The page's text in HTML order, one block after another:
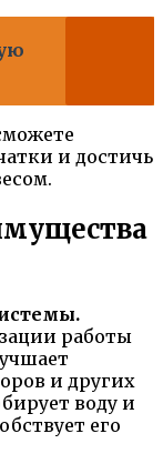
и достичь
работы
и других
воду и
его